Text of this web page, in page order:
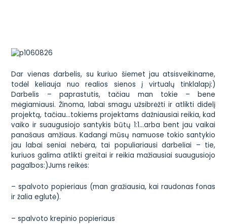
Dar vienas darbelis, su kuriuo šiemet jau atsisveikiname,
todėl keliauja nuo realios sienos į virtualų tinklalapį:)
Darbelis – paprastutis, tačiau man tokie – bene
mėgiamiausi. Žinoma, labai smagu užsibrėžti ir atlikti didelį
projektą, tačiau…tokiems projektams dažniausiai reikia, kad
vaiko ir suaugusiojo santykis būtų 1:1…arba bent jau vaikai
panašaus amžiaus. Kadangi mūsų namuose tokio santykio
jau labai seniai nebėra, tai populiariausi darbeliai – tie,
kuriuos galima atlikti greitai ir reikia mažiausiai suaugusiojo
pagalbos:)Jums reikės:
– spalvoto popieriaus (man gražiausia, kai raudonas fonas
ir žalia eglutė).
– spalvoto krepinio popieriaus